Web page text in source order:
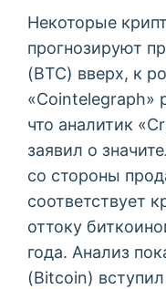
Некоторые
прогнозируют
(BTC) вверх, к
«Cointelegraph»
что аналитик
заявил о
со стороны
соответствует
оттоку
года. Анализ
(Bitcoin)